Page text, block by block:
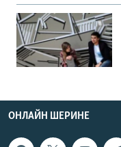
ОНЛАЙН ШЕРИНЕ